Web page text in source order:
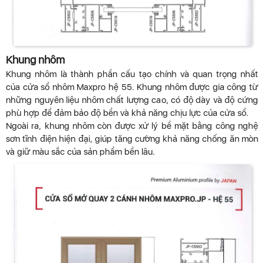
Khung nhôm
Khung nhôm là thành phần cấu tạo chính và quan trọng nhất
của cửa sổ nhôm Maxpro hệ 55. Khung nhôm được gia công từ
những nguyên liệu nhôm chất lượng cao, có độ dày và độ cứng
phù hợp để đảm bảo độ bền và khả năng chịu lực của cửa sổ.
Ngoài ra, khung nhôm còn được xử lý bề mặt bằng công nghệ
sơn tĩnh điện hiện đại, giúp tăng cường khả năng chống ăn mòn
và giữ màu sắc của sản phẩm bền lâu.